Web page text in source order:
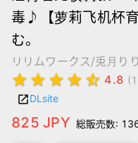
毒♪【萝莉飞机杯
む。
リリムワークス/兎月りり
star star star star star_half 4.8
launchDLsite
825 JPY 総販売数: